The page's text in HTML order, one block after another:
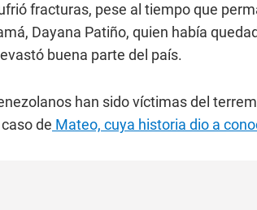
fracturas, pese al tiempo que
Dayana Patiño, quien había
buena parte del país.
han sido víctimas del
de Mateo, cuya historia dio a